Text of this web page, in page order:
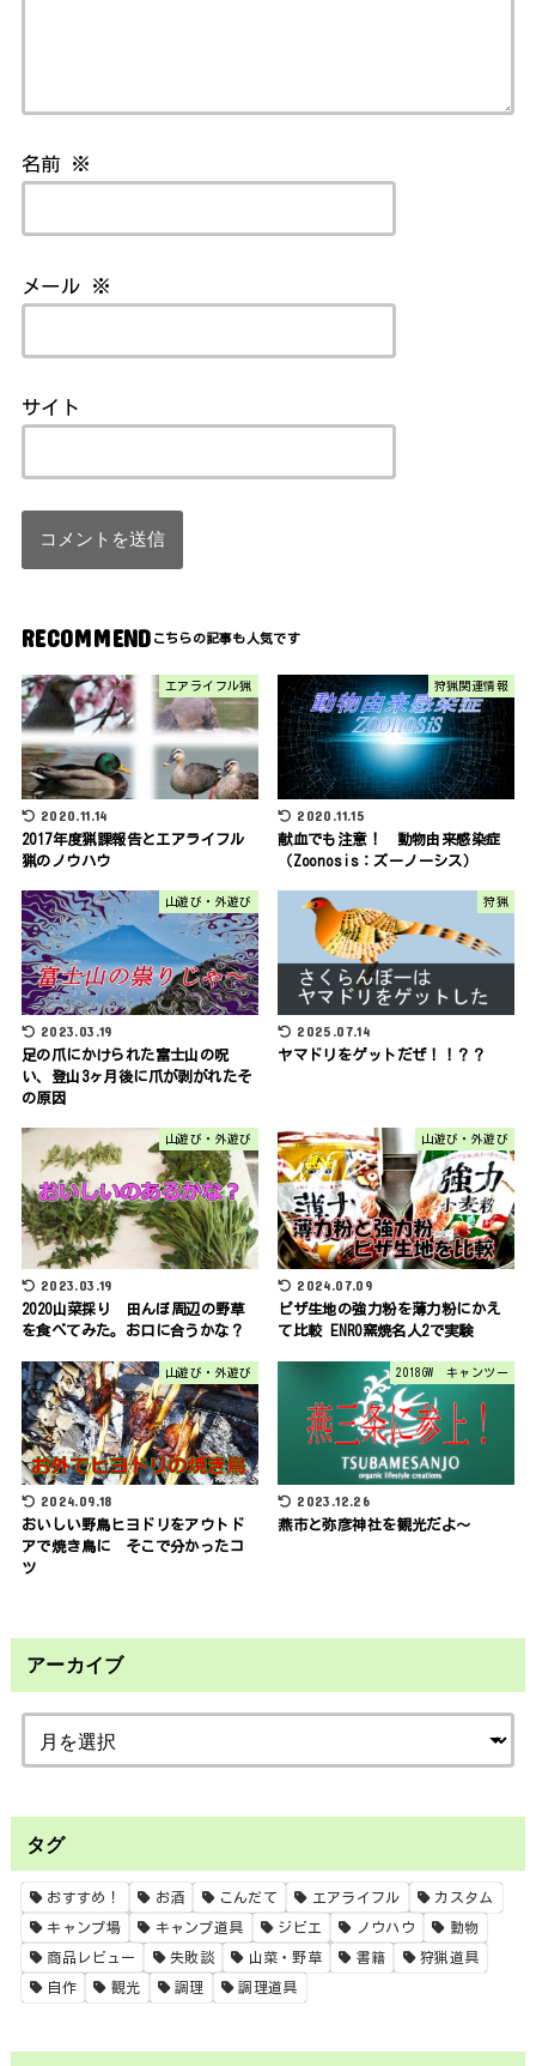
名前 ※
メール ※
サイト
RECOMMEND
エアライフル猟
2020.11.14
2017年度猟課報告とエアライフル
猟のノウハウ
狩猟関連情報
2020.11.15
献血でも注意！ 動物由来感染症
（Zoonosis：ズーノーシス）
山遊び・外遊び
2023.03.19
足の爪にかけられた富士山の呪
い、登山3ヶ月後に爪が剥がれたそ
の原因
狩猟
2025.07.14
ヤマドリをゲットだぜ！！？？
山遊び・外遊び
2023.03.19
2020山菜採り 田んぼ周辺の野草
を食べてみた。お口に合うかな？
山遊び・外遊び
2024.07.09
ピザ生地の強力粉を薄力粉にかえ
て比較 ENRO窯焼名人2で実験
山遊び・外遊び
2024.09.18
おいしい野鳥ヒヨドリをアウトド
アで焼き鳥に そこで分かったコ
ツ
2018GW キャンツー
2023.12.26
燕市と弥彦神社を観光だよ～
アーカイブ
タグ
おすすめ！ お酒 こんだて エアライフル カスタム
キャンプ場 キャンプ道具 ジビエ ノウハウ 動物
商品レビュー 失敗談 山菜・野草 書籍 狩猟道具
自作 観光 調理 調理道具